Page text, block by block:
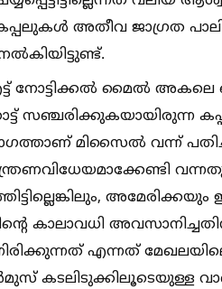
അതീവ ജാഗ്രത
നോട്ടിക്കല്‍ മൈല്‍ അകലെ
സഞ്ചരിക്കുകയായിരുന്ന
മിസൈല്‍ വന്ന്
അമേരിക്കയും
കാലാവധി
എന്നത്
കടലിടുക്കിലൂടെയുള്ള